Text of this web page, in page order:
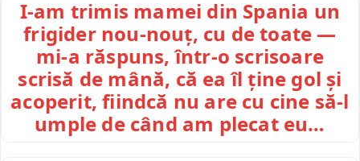
I-am trimis mamei din Spania un
frigider nou-nouț, cu de toate —
mi-a răspuns, într-o scrisoare
scrisă de mână, că ea îl ține gol și
acoperit, fiindcă nu are cu cine să-l
umple de când am plecat eu…